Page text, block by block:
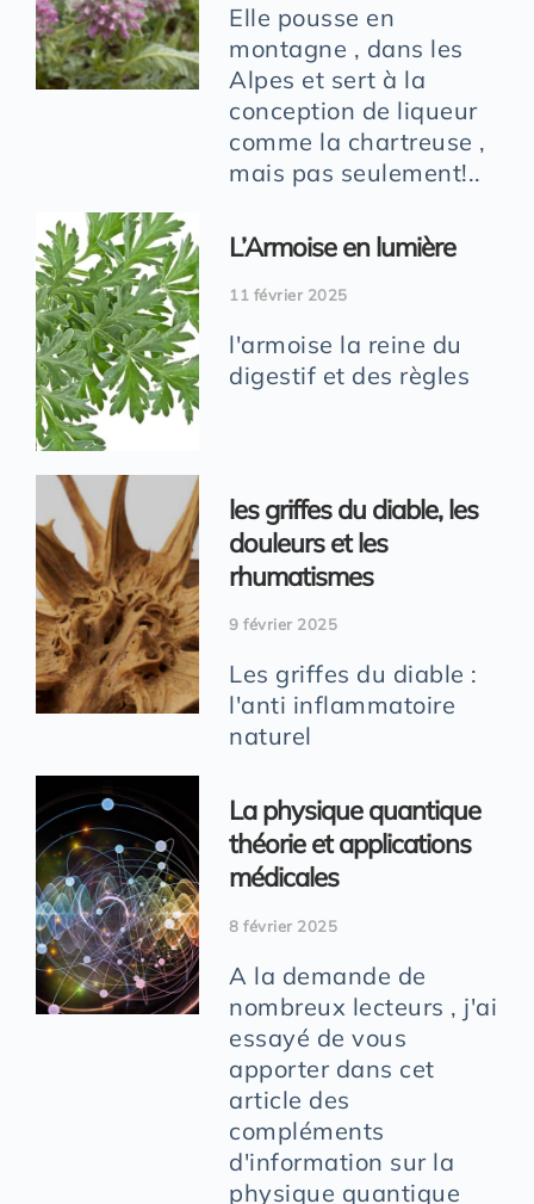
Elle pousse en
montagne , dans les
Alpes et sert à la
conception de liqueur
comme la chartreuse ,
mais pas seulement!..
L’Armoise en lumière
11 février 2025
l'armoise la reine du
digestif et des règles
les griffes du diable, les
douleurs et les
rhumatismes
9 février 2025
Les griffes du diable :
l'anti inflammatoire
naturel
La physique quantique
théorie et applications
médicales
8 février 2025
A la demande de
nombreux lecteurs , j'ai
essayé de vous
apporter dans cet
article des
compléments
d'information sur la
physique quantique